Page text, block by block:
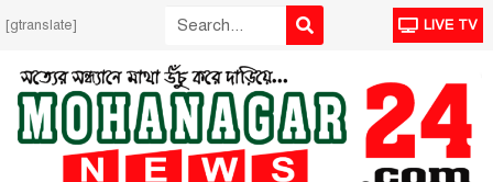
[gtranslate] LIVE TV